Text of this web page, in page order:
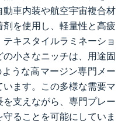
車内装や航空宇宙複合材
を使用し、軽量性と高疲
キスタイルラミネーショ
小さなニッチは、用途固
うな高マージン専門メー
ます。この多様な需要マ
を支えながら、専門プレー
ることを可能にしていま